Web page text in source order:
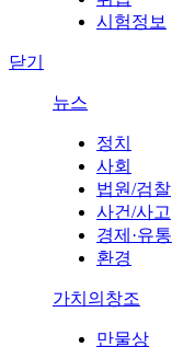
시험정보
닫기
뉴스
정치
사회
법원/검찰
사건/사고
경제·유통
환경
가치의창조
만물상